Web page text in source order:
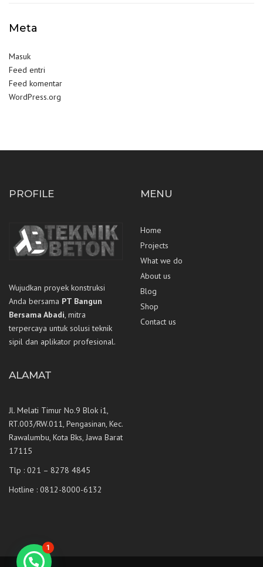
Meta
Masuk
Feed entri
Feed komentar
WordPress.org
PROFILE
Wujudkan proyek konstruksi
Anda bersama PT Bangun
Bersama Abadi, mitra
terpercaya untuk solusi teknik
sipil dan aplikator profesional.
MENU
Home
Projects
What we do
About us
Blog
Shop
Contact us
ALAMAT
Jl. Melati Timur No.9 Blok i1,
RT.003/RW.011, Pengasinan, Kec.
Rawalumbu, Kota Bks, Jawa Barat
17115
Tlp : 021 – 8278 4845
Hotline : 0812-8000-6132
1